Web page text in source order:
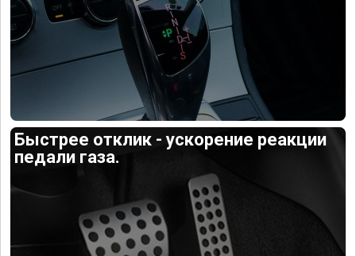
Быстрее отклик - ускорение реакции
педали газа.